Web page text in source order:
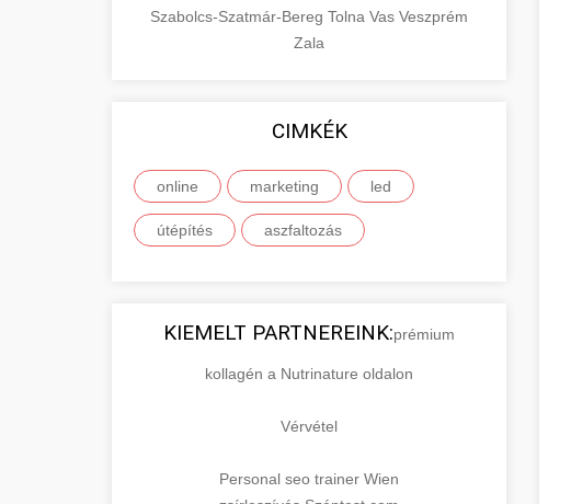
Szabolcs-Szatmár-Bereg Tolna Vas Veszprém
Zala
CIMKÉK
online marketing led
útépítés aszfaltozás
KIEMELT PARTNEREINK:prémium
kollagén a Nutrinature oldalon
Vérvétel
Personal seo trainer Wien